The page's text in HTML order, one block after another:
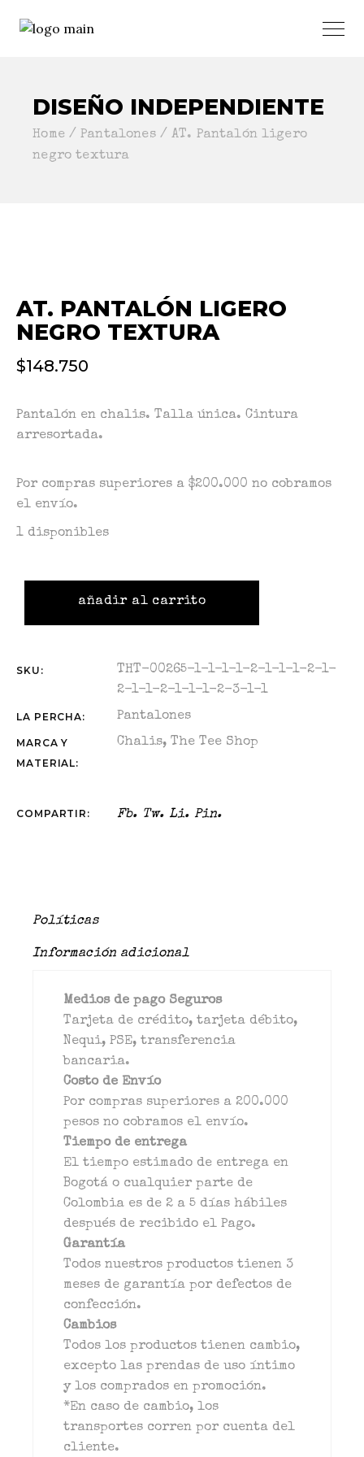
DISEÑO INDEPENDIENTE
Home Pantalones
AT. Pantalón ligero
negro textura
AT. PANTALÓN LIGERO
NEGRO TEXTURA
$148.750
Pantalón en chalis. Talla única. Cintura
arresortada.
Por compras superiores a $200.000 no cobramos
el envío.
1 disponibles
añadir al carrito
SKU:
THT-00265-1-1-1-1-2-1-1-1-2-1-
2-1-1-2-1-1-1-2-3-1-1
LA PERCHA: Pantalones
MARCA Y
MATERIAL:
Chalis,The Tee Shop
COMPARTIR: Fb. Tw. Li. Pin.
Políticas
Información adicional
Medios de pago Seguros
Tarjeta de crédito, tarjeta débito,
Nequi, PSE, transferencia
bancaria.
Costo de Envío
Por compras superiores a 200.000
pesos no cobramos el envío.
Tiempo de entrega
El tiempo estimado de entrega en
Bogotá o cualquier parte de
Colombia es de 2 a 5 días hábiles
después de recibido el Pago.
Garantía
Todos nuestros productos tienen 3
meses de garantía por defectos de
confección.
Cambios
Todos los productos tienen cambio,
excepto las prendas de uso íntimo
y los comprados en promoción.
*En caso de cambio, los
transportes corren por cuenta del
cliente.